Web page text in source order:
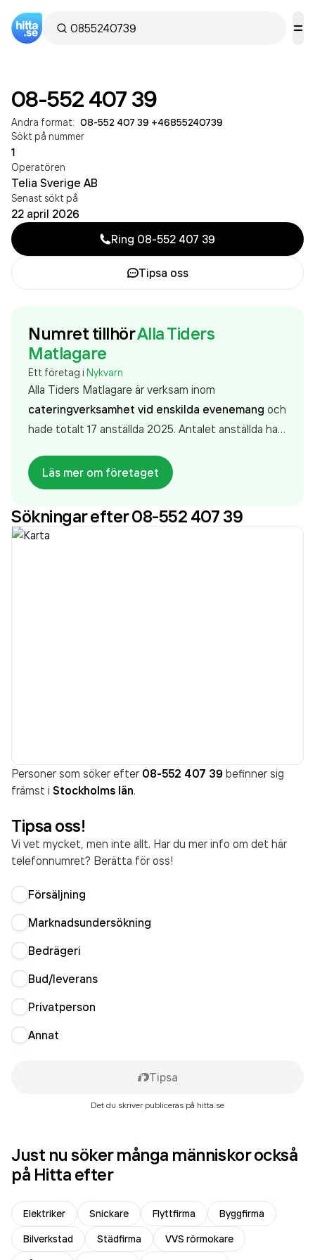
08-552 407 39
Andra format: 08-552 407 39 +46855240739
Sökt på nummer
1
Operatören
Telia Sverige AB
Senast sökt på
22 april 2026
Ring 08-552 407 39
Tipsa oss
Numret tillhörAlla Tiders
Matlagare
Ett företag i Nykvarn
Alla Tiders Matlagare är verksam inom
cateringverksamhet vid enskilda evenemang och
hade totalt 17 anställda 2025. Antalet anställda har
personer på företaget. Bolaget är ett aktiebolag
som varit aktivt sedan 1995. Alla Tiders Matlagare
omsatte 19 845 000,00 krsenaste räkenskapsåret
(2025).
Läs mer om företaget
Sökningar efter 08-552 407 39
Personer som söker efter 08-552 407 39 befinner sig
främst i Stockholms län.
Tipsa oss!
Vi vet mycket, men inte allt. Har du mer info om det här
telefonnumret? Berätta för oss!
Försäljning
Marknadsundersökning
Bedrägeri
Bud/leverans
Privatperson
Annat
Tipsa
Det du skriver publiceras på hitta.se
Just nu söker många människor också
på Hitta efter
Elektriker Snickare Flyttfirma
Byggfirma
Bilverkstad
Städfirma
VVS rörmokare